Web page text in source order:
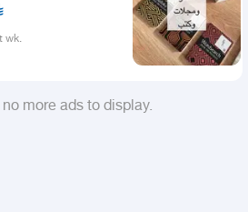
wk.
no more ads to display.